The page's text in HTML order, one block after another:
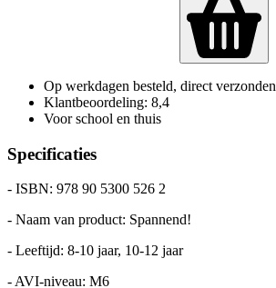
Op werkdagen besteld, direct verzonden
Klantbeoordeling: 8,4
Voor school en thuis
Specificaties
- ISBN: 978 90 5300 526 2
- Naam van product: Spannend!
- Leeftijd: 8-10 jaar, 10-12 jaar
- AVI-niveau: M6